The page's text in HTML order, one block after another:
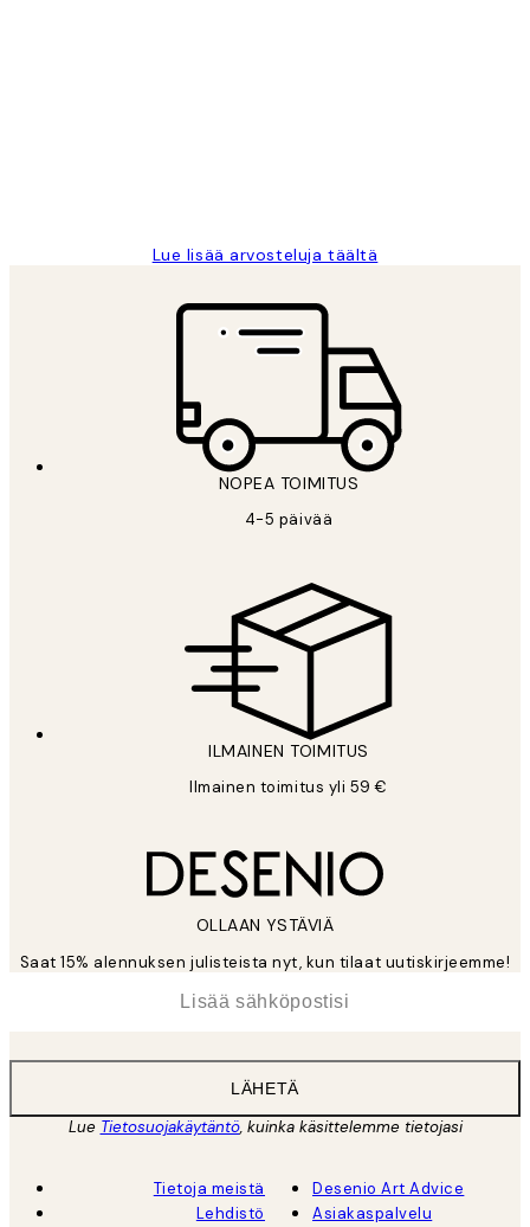
Lue lisää arvosteluja täältä
NOPEA TOIMITUS
4-5 päivää
ILMAINEN TOIMITUS
Ilmainen toimitus yli 59 €
OLLAAN YSTÄVIÄ
Saat 15% alennuksen julisteista nyt, kun tilaat uutiskirjeemme!
LÄHETÄ
Lue Tietosuojakäytäntö, kuinka käsittelemme tietojasi
Tietoja meistä
Lehdistö
Desenio Art Advice
Asiakaspalvelu